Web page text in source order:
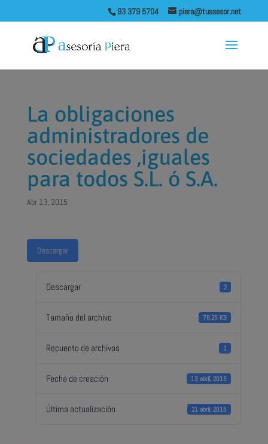
93 379 5704 piera@tuasesor.net
La obligaciones
administradores de
sociedades ,iguales
para todos S.L. ó S.A.
Abr 13, 2015
Descargar
Descargar 2
Tamaño del archivo 78.25 KB
Recuento de archivos 1
Fecha de creación 13 abril, 2015
Última actualización 21 abril, 2015